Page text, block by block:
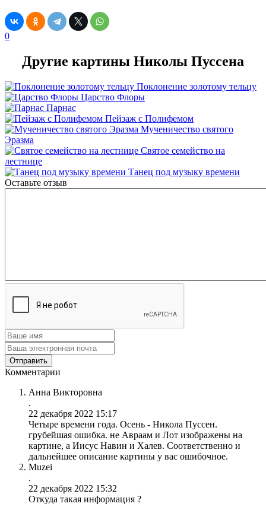
0
Другие картины Николы Пуссена
Поклонение золотому тельцу
Царство Флоры
Парнас
Пейзаж с Полифемом
Мученичество святого
Эразма
Святое семейство на
лестнице
Танец под музыку времени
Оставьте отзыв
Комментарии
Анна Викторовна
.
22 декабря 2022 15:17
Четыре времени года. Осень - Никола Пуссен.
грубейшая ошибка. не Авраам и Лот изображены на
картине, а Иисус Навин и Халев. Соответственно и
дальнейшее описание картины у вас ошибочное.
Muzei
.
22 декабря 2022 15:32
Откуда такая информация ?